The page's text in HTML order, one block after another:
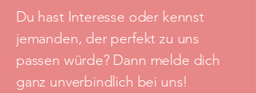
Du hast Interesse oder kennst
jemanden, der perfekt zu uns
passen würde? Dann melde dich
ganz unverbindlich bei uns!